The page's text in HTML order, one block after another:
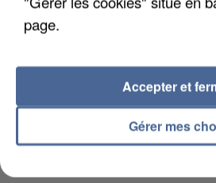
LES DONNÉES DE 300 000
page.
Gérer mes
Accepter et